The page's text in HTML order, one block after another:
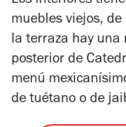
muebles viejos,
la terraza hay
posterior de
menú
de tuétano o de